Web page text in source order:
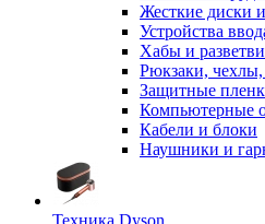
Жесткие диски
Устройства
Хабы и
Рюкзаки,
Защитные
Компьютерные
Кабели и блоки
Наушники и
Техника Dyson